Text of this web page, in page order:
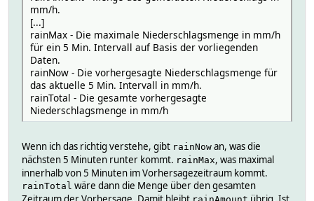
mm/h.
[...]
rainMax - Die maximale Niederschlagsmenge in mm/h
für ein 5 Min. Intervall auf Basis der vorliegenden
Daten.
rainNow - Die vorhergesagte Niederschlagsmenge für
das aktuelle 5 Min. Intervall in mm/h.
rainTotal - Die gesamte vorhergesagte
Niederschlagsmenge in mm/h
Wenn ich das richtig verstehe, gibt rainNow an, was die
nächsten 5 Minuten runter kommt. rainMax, was maximal
innerhalb von 5 Minuten im Vorhersagezeitraum kommt.
rainTotal wäre dann die Menge über den gesamten